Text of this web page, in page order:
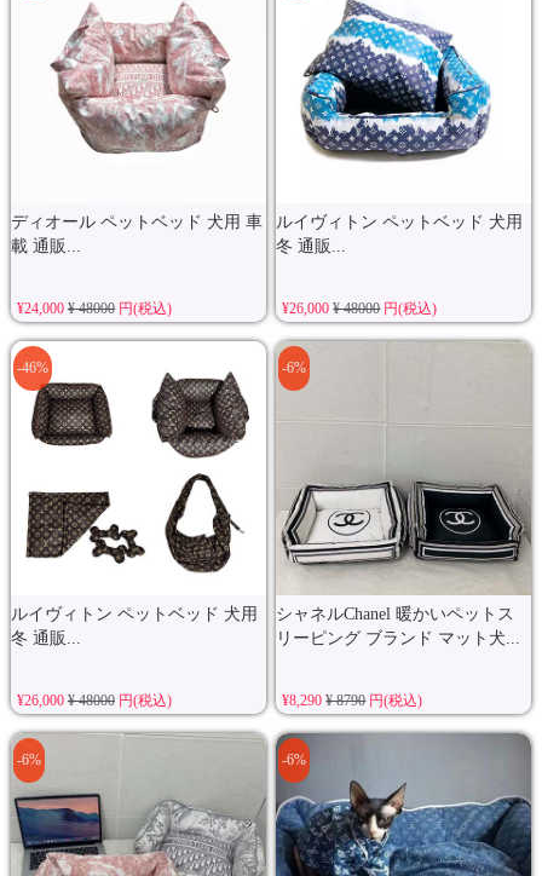
ディオール ペットベッド 犬用 車
載 通販...
¥24,000 ¥ 48000円(税込)
ルイヴィトン ペットベッド 犬用
冬 通販...
¥26,000¥ 48000円(税込)
ルイヴィトン ペットベッド 犬用
冬 通販...
-46%
¥26,000 ¥ 48000円(税込)
シャネルChanel 暖かいペットス
リーピング ブランド マット犬...
-6%
¥8,290¥ 8790円(税込)
-6% -6%